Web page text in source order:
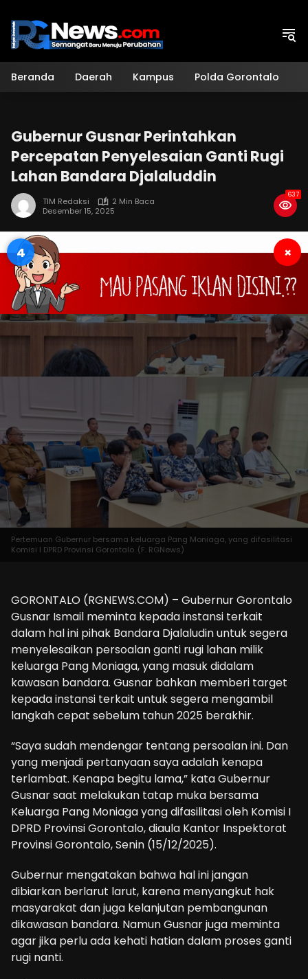
konten
Beranda Daerah Kampus Polda Gorontalo
Gubernur Gusnar Perintahkan
Percepatan Penyelesaian Ganti Rugi
Lahan Bandara Djalaluddin
TIM Redaksi
2 Min Baca
Desember 15, 2025
637
3 ×
Pertemuan Gubernur bersama keluarga Pang Moniaga, yang difasilitasi
Komisi I DPRD Provinsi Gorontalo. (F. RGNews)
GORONTALO (RGNEWS.COM) – Gubernur Gorontalo
Gusnar Ismail meminta kepada instansi terkait
dalam hal ini pihak Bandara Djalaludin untuk segera
menyelesaikan persoalan ganti rugi lahan milik
keluarga Pang Moniaga, yang masuk didalam
kawasan bandara. Gusnar bahkan memberi target
kepada instansi terkait untuk segera mengambil
langkah cepat sebelum tahun 2025 berakhir.
“Saya sudah mendengar tentang persoalan ini. Dan
yang menjadi pertanyaan saya adalah kenapa
terlambat. Kenapa begitu lama,” kata Gubernur
Gusnar saat melakukan tatap muka bersama
Keluarga Pang Moniaga yang difasilitasi oleh Komisi I
DPRD Provinsi Gorontalo, diaula Kantor Inspektorat
Provinsi Gorontalo, Senin (15/12/2025).
Gubernur mengatakan bahwa hal ini jangan
dibiarkan berlarut larut, karena menyangkut hak
masyarakat dan juga kelanjutan pembangunan
dikawasan bandara. Namun Gusnar juga meminta
agar jika perlu ada kehati hatian dalam proses ganti
rugi nanti.